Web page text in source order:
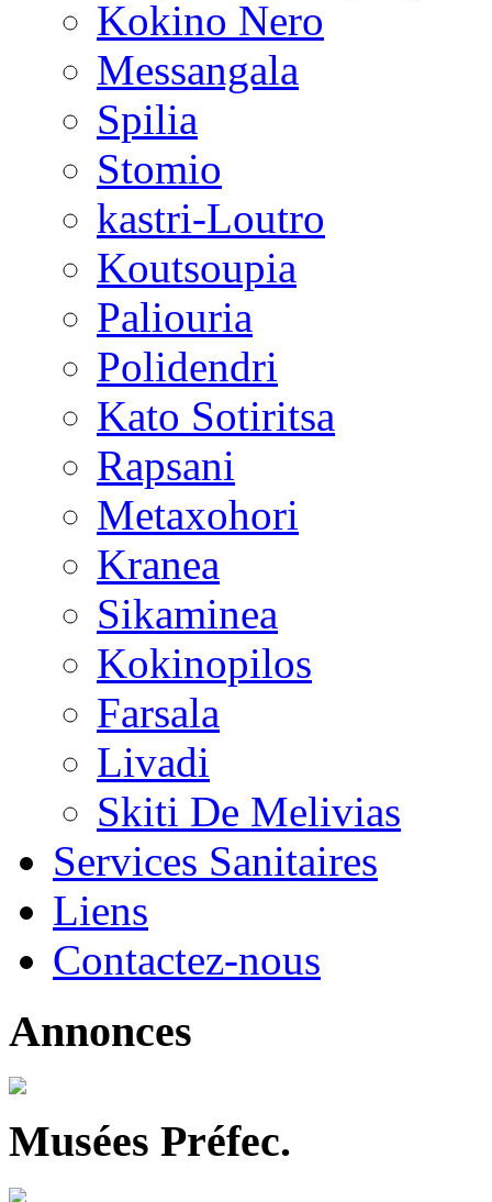
Kokino Nero
Messangala
Spilia
Stomio
kastri-Loutro
Koutsoupia
Paliouria
Polidendri
Kato Sotiritsa
Rapsani
Metaxohori
Kranea
Sikaminea
Kokinopilos
Farsala
Livadi
Skiti De Melivias
Services Sanitaires
Liens
Contactez-nous
Annonces
Musées Préfec.